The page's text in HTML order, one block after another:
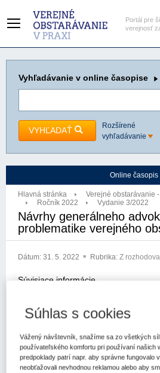
Portál pre
verejnosť
Vyhľadávanie v online časopise
VYHĽADAŤ
Rozšírené
vyhľadávanie
Online časopis
Hlavná stránka
Verejné obstarávanie
Ročník 2022
Vydanie 3/2022
Návrhy generálneho
problematike verejného
Dátum: 31. 5. 2022 Rubrika: Z
Súvisiace informácie
Kľúčové slová
Súhlas s cookies
Vážený návštevník, snažíme sa zo všetkých
používateľského komfortu pri používaní našich
predpoklady patrí napr. aby správne fungovalo
neobťažovali nevhodnou reklamou alebo aby